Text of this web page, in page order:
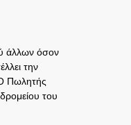
άλλων όσον
την
Πωλητής
του